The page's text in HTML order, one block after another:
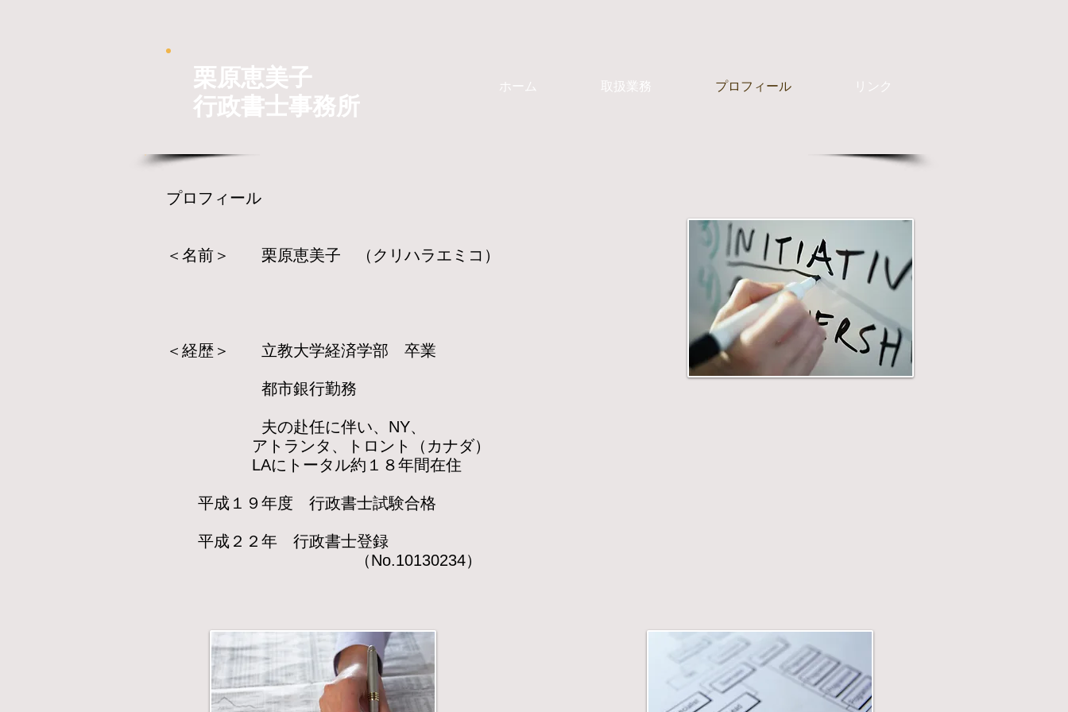
栗原恵美子
行政書士事務所
ホーム 取扱業務 プロフィール リンク
プロフィール
＜名前＞ 栗原恵美子 （クリハラエミコ）
＜経歴＞ 立教大学経済学部 卒業
都市銀行勤務
夫の赴任に伴い、NY、
アトランタ、トロント（カナダ）
LAにトータル約１８年間在住
平成１９年度 行政書士試験合格
平成２２年 行政書士登録
（No.10130234）